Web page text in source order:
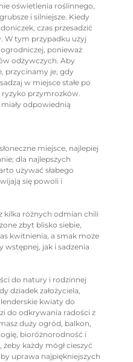
oświetlenia roślinnego,
i silniejsze. Kiedy
czas przesadzić
W tym przypadku użyj
ponieważ
odżywczych. Aby
przycinamy je, gdy
w miejsce stałe po
przymrozków.
odpowiednią
miejsce, najlepiej
dla najlepszych
używać słabego
się powoli i
kilka różnych odmian chili
zbyt blisko siebie,
kwitnienia, a smak może
jak i sadzenia
do natury i rodzinnej
dziadek założyciela,
kwiaty do
do odkrywania radości z
duży ogród, balkon,
bioróżnorodność i
każdy mógł cieszyć
uprawa najpiękniejszych